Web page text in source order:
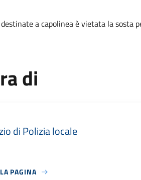
a capolinea è vietata la sosta
di
di Polizia locale
PAGINA